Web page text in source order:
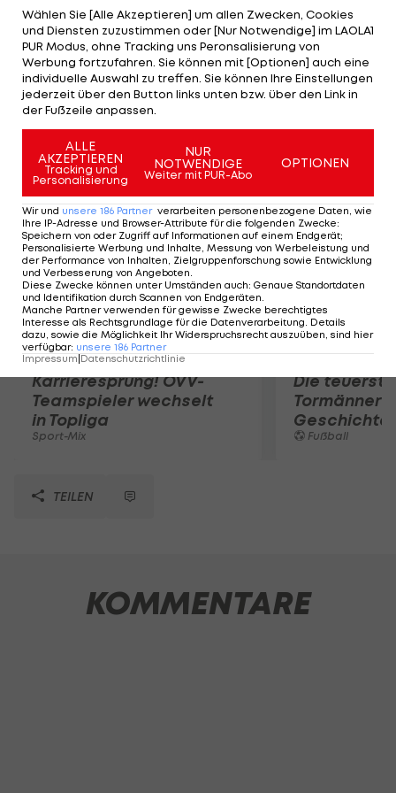
haben wir uns immer respektiert. Was neben der
Strecke passiert ist, steht auf einem anderen
Blatt." Nun soll Kimi Räikkönen die Webber-
Nachfolge antreten. "Mit Kimi bin ich immer gut
klargekommen", würde Vettel ein Wechsel des
Finnen ins Red-Bull-Lager freuen.
Mehr zum Thema
Karrieresprung! ÖVV-
Teamspieler wechselt
in Topliga
Sport-Mix
Die
Tormänner
Geschichte
Fußball
TEILEN
KOMMENTARE
Wählen Sie [Alle Akzeptieren] um allen Zwecken, Cookies
und Diensten zuzustimmen oder [Nur Notwendige] im LAOLA1
PUR Modus, ohne Tracking uns Peronsalisierung von
Werbung fortzufahren. Sie können mit [Optionen] auch eine
individuelle Auswahl zu treffen. Sie können Ihre Einstellungen
jederzeit über den Button links unten bzw. über den Link in
der Fußzeile anpassen.
ALLE
AKZEPTIEREN
Tracking und
Personalisierung
NUR
NOTWENDIGE
Weiter mit PUR-Abo
OPTIONEN
Wir und unsere 186 Partner verarbeiten personenbezogene Daten, wie
Ihre IP-Adresse und Browser-Attribute für die folgenden Zwecke:
Speichern von oder Zugriff auf Informationen auf einem Endgerät;
Personalisierte Werbung und Inhalte, Messung von Werbeleistung und
der Performance von Inhalten, Zielgruppenforschung sowie Entwicklung
und Verbesserung von Angeboten.
Diese Zwecke können unter Umständen auch: Genaue Standortdaten
und Identifikation durch Scannen von Endgeräten.
Manche Partner verwenden für gewisse Zwecke berechtigtes
Interesse als Rechtsgrundlage für die Datenverarbeitung. Details
dazu, sowie die Möglichkeit Ihr Widerspruchsrecht auszuüben, sind hier
verfügbar: unsere 186 Partner
Impressum Datenschutzrichtlinie